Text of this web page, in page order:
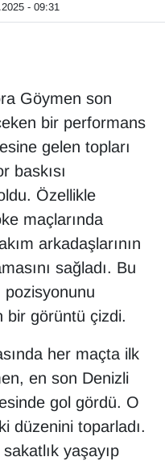
- 09:31
Göymen son
bir performans
gelen topları
baskısı
Özellikle
maçlarında
arkadaşlarının
sağladı. Bu
bir görüntü çizdi.
her maçta ilk
en son Denizli
gol gördü. O
düzenini toparladı.
yaşayıp